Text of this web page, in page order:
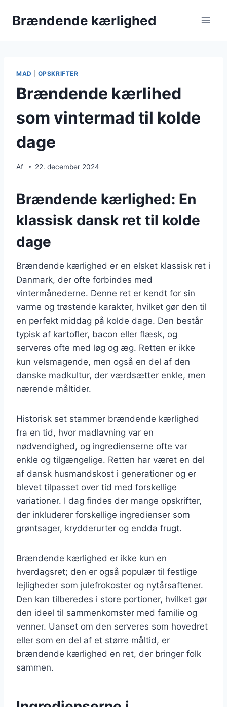
Brændende kærlighed
MAD OPSKRIFTER
Brændende kærlihed
som vintermad til kolde
dage
Af 22. december 2024
Brændende kærlighed: En
klassisk dansk ret til kolde
dage
Brændende kærlighed er en elsket klassisk ret i
Danmark, der ofte forbindes med
vintermånederne. Denne ret er kendt for sin
varme og trøstende karakter, hvilket gør den til
en perfekt middag på kolde dage. Den består
typisk af kartofler, bacon eller flæsk, og
serveres ofte med løg og æg. Retten er ikke
kun velsmagende, men også en del af den
danske madkultur, der værdsætter enkle, men
nærende måltider.
Historisk set stammer brændende kærlighed
fra en tid, hvor madlavning var en
nødvendighed, og ingredienserne ofte var
enkle og tilgængelige. Retten har været en del
af dansk husmandskost i generationer og er
blevet tilpasset over tid med forskellige
variationer. I dag findes der mange opskrifter,
der inkluderer forskellige ingredienser som
grøntsager, krydderurter og endda frugt.
Brændende kærlighed er ikke kun en
hverdagsret; den er også populær til festlige
lejligheder som julefrokoster og nytårsaftener.
Den kan tilberedes i store portioner, hvilket gør
den ideel til sammenkomster med familie og
venner. Uanset om den serveres som hovedret
eller som en del af et større måltid, er
brændende kærlighed en ret, der bringer folk
sammen.